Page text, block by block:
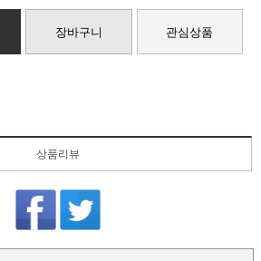
장바구니 관심상품
상품리뷰